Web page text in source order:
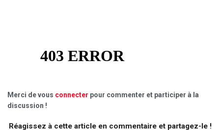
Merci de vous connecter pour commenter et participer à la
discussion !
Réagissez à cette article en commentaire et partagez-le !